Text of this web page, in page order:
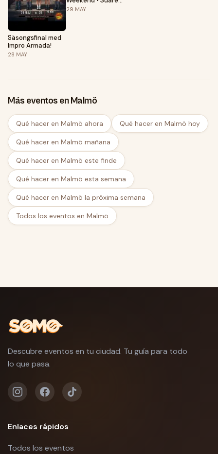
Säsongsfinal med
Impro Armada!
28 MAY
& Carmen 🇪🇸 •
29 MAY
Más eventos en Malmö
Qué hacer en Malmö ahora Qué hacer en Malmö hoy
Qué hacer en Malmö mañana
Qué hacer en Malmö este finde
Qué hacer en Malmö esta semana
Qué hacer en Malmö la próxima semana
Todos los eventos en Malmö
Descubre eventos en tu ciudad. Tu guía para todo
lo que pasa.
Enlaces rápidos
Todos los eventos